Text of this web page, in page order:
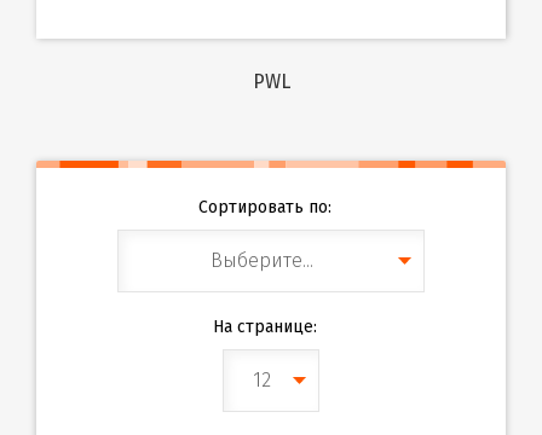
PWL
Сортировать по:
Выберите...
На странице:
12